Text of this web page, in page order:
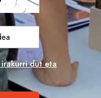
dut eta